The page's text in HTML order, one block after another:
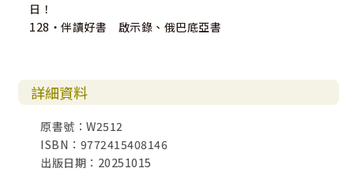
日！
128・伴讀好書 啟示錄、俄巴底亞書
詳細資料
原書號：W2512
ISBN：9772415408146
出版日期：20251015